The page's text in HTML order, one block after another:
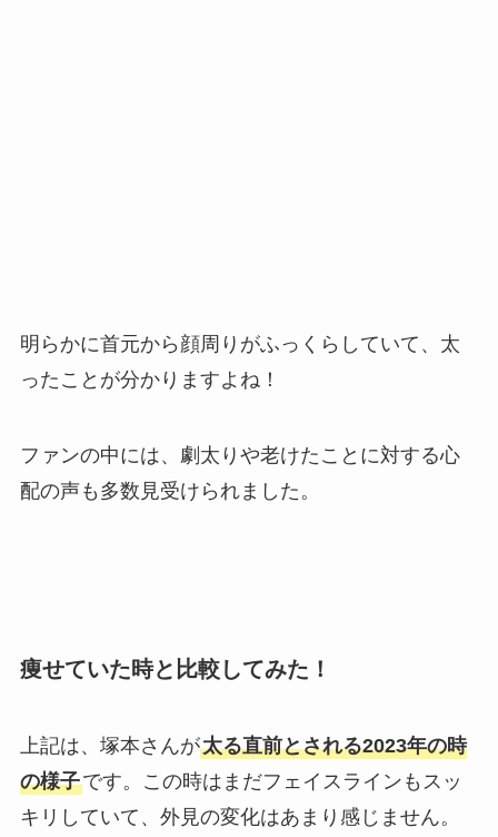
明らかに首元から顔周りがふっくらしていて、太
ったことが分かりますよね！
ファンの中には、劇太りや老けたことに対する心
配の声も多数見受けられました。
痩せていた時と比較してみた！
上記は、塚本さんが太る直前とされる2023年の時
の様子です。この時はまだフェイスラインもスッ
キリしていて、外見の変化はあまり感じません。